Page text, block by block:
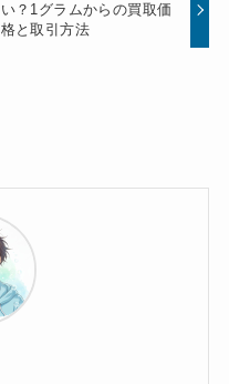
い？1グラムからの買取価
格と取引方法